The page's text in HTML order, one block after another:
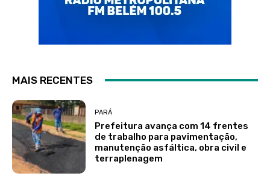
MAIS RECENTES
PARÁ
Prefeitura avança com 14 frentes
de trabalho para pavimentação,
manutenção asfáltica, obra civil e
terraplenagem